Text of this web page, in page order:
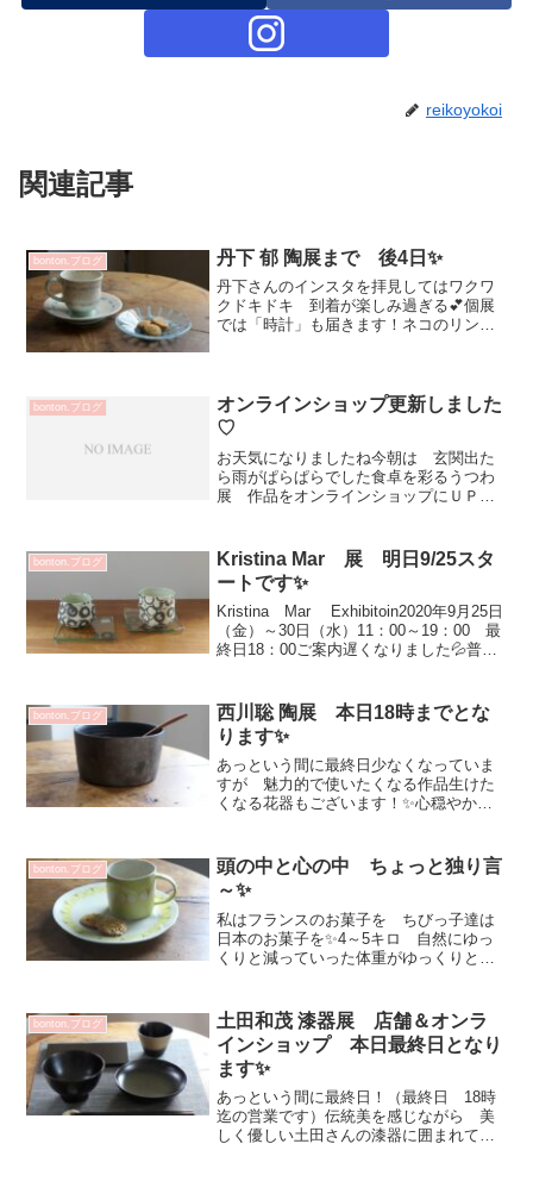
reikoyokoi
関連記事
bonton.ブログ 丹下 郁 陶展まで 後4日✨
丹下さんのインスタを拝見してはワクワ
クドキドキ 到着が楽しみ過ぎる💕個展
では「時計」も届きます！ネコのリング
作品から癒される作品な...
bonton.ブログ
オンラインショップ更新しました
♡
お天気になりましたね今朝は 玄関出た
ら雨がぱらぱらでした食卓を彩るうつわ
展 作品をオンラインショップにＵＰし
で頂きたいとそう思って パチパチ撮影
していたらすっごいボリュ...
bonton.ブログ
Kristina Mar 展 明日9/25スタ
ートです✨
Kristina Mar Exhibitoin2020年9月25日
（金）～30日（水）11：00～19：00 最
終日18：00ご案内遅くなりました💦普段
が届いています...
bonton.ブログ
西川聡 陶展 本日18時までとな
ります✨
あっという間に最終日少なくなっていま
すが 魅力的で使いたくなる作品生けた
くなる花器もございます！✨心穏やか
のポテトサラダでした 盛り付けたら似
合う！お客さまがお...
bonton.ブログ
頭の中と心の中 ちょっと独り言
～✨
私はフランスのお菓子を ちびっ子達は
日本のお菓子を✨4～5キロ 自然にゆっ
くりと減っていった体重がゆっくりと戻
掛けているのですが今朝 頭の中と心の
中は別物なのか？と・・...
bonton.ブログ
土田和茂 漆器展 店舗＆オンラ
インショップ 本日最終日となり
ます✨
あっという間に最終日！（最終日 18時
迄の営業です）伝統美を感じながら 美
しく優しい土田さんの漆器に囲まれて過